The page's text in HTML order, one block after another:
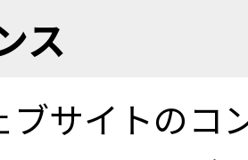
ス
ブサイトのコ